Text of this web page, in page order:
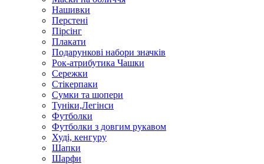
Нашивки
Перстені
Пірсінг
Плакати
Подарункові набори значків
Рок-атрибутика Чашки
Сережки
Стікерпаки
Сумки та шопери
Туніки,Легінси
Футболки
Футболки з довгим рукавом
Худі, кенгуру
Шапки
Шарфи